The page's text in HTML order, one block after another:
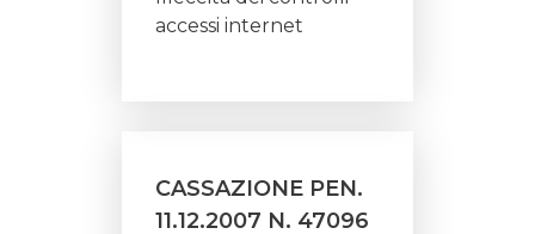
accessi internet
CASSAZIONE PEN.
11.12.2007 N. 47096